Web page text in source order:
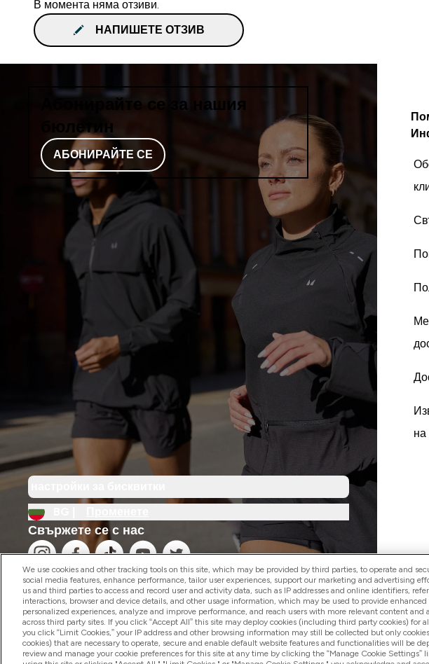
В момента няма отзиви.
НАПИШЕТЕ ОТЗИВ
Абонирайте се за нашия
бюлетин
АБОНИРАЙТЕ СЕ
Свържете се с нас
на
2026 The Hut.com Ltd
We use cookies and other tracking tools on this site, which may be provided by third parties, to operate and
social media features, enhance performance, tailor user experiences, support our marketing and advertising
us and third parties to access and record user and activity data, such as IP addresses and online identifiers,
interactions, browser and device details, and other usage information, which may be used to provide
personalized experiences, analyze and improve performance, and reach users with more relevant content and
across third party sites. If you click “Accept All” this site may deploy cookies (including third party cookies) for
you click “Limit Cookies,” your IP address and other browsing information may still be collected but only
cookies) that are necessary to operate, secure and enable default website features and functionalities will be
review and manage your cookie preferences for this site at any time by clicking the “Manage Cookie Settings”